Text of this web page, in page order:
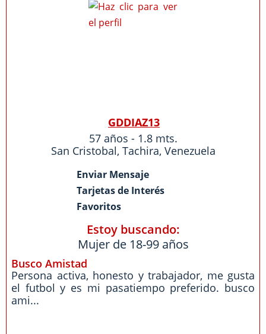
GDDIAZ13
57 años - 1.8 mts.
San Cristobal, Tachira, Venezuela
Enviar Mensaje
Tarjetas de Interés
Favoritos
Estoy buscando:
Mujer de 18-99 años
Busco Amistad
Persona activa, honesto y trabajador, me gusta
el futbol y es mi pasatiempo preferido. busco
ami...